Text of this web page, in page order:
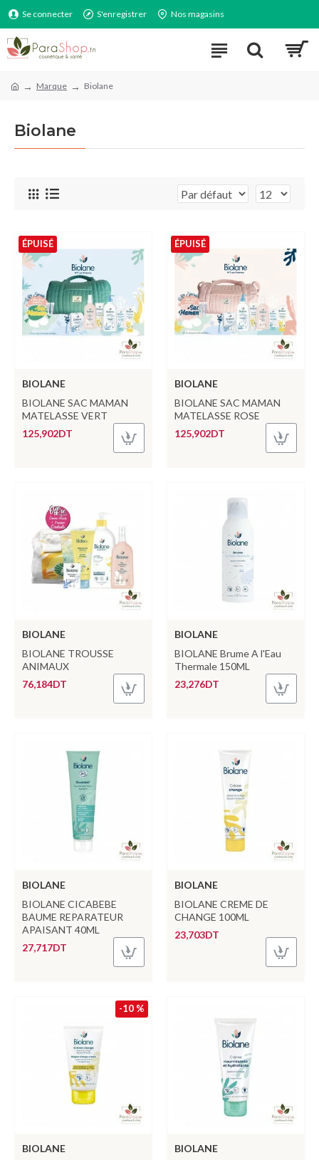
Se connecter S'enregistrer Nos magasins
Marque Biolane
Biolane
ÉPUISÉ
BIOLANE
BIOLANE SAC MAMAN
MATELASSE VERT
125,902DT
ÉPUISÉ
BIOLANE
BIOLANE SAC MAMAN
MATELASSE ROSE
125,902DT
BIOLANE
BIOLANE TROUSSE
ANIMAUX
76,184DT
BIOLANE
BIOLANE Brume A l'Eau
Thermale 150ML
23,276DT
BIOLANE
BIOLANE CICABEBE
BAUME REPARATEUR
APAISANT 40ML
27,717DT
BIOLANE
BIOLANE CREME DE
CHANGE 100ML
23,703DT
-10 %
BIOLANE
BIOLANE